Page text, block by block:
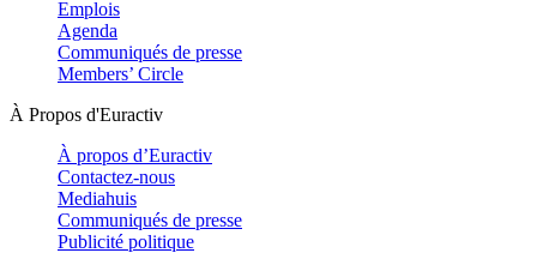
Emplois
Agenda
Communiqués de presse
Members’ Circle
À Propos d'Euractiv
À propos d’Euractiv
Contactez-nous
Mediahuis
Communiqués de presse
Publicité politique